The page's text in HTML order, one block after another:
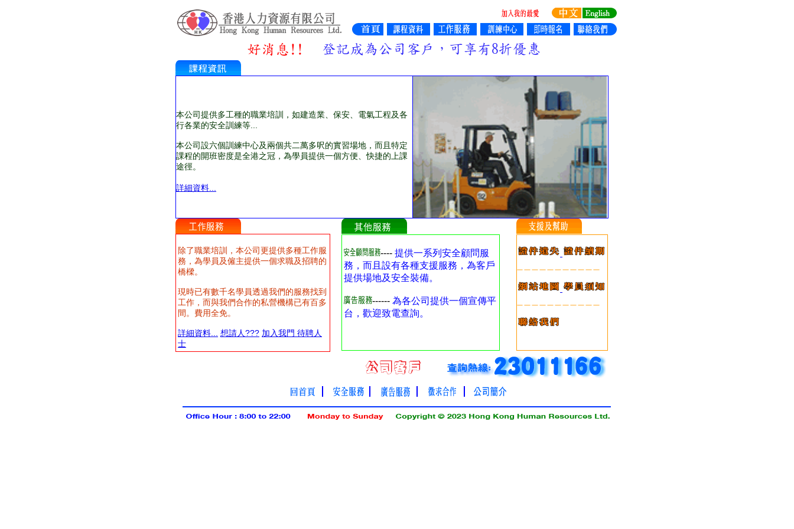
本公司提供多工種的職業培訓，如建造業、保安、電氣工程及各
行各業的安全訓練等...
本公司設六個訓練中心及兩個共二萬多呎的實習場地，而且特定
課程的開班密度是全港之冠，為學員提供一個方便、快捷的上課
途徑。
詳細資料...
除了職業培訓，本公司更提供多種工作服
務，為學員及僱主提供一個求職及招聘的
橋樑。
現時已有數千名學員透過我們的服務找到
工作，而與我們合作的私營機構已有百多
間。費用全免。
詳細資料... 想請人??? 加入我門 待聘人
士
---- 提供一系列安全顧問服
務，而且設有各種支援服務，為客戶
提供場地及安全裝備。
------ 為各公司提供一個宣傳平
台，歡迎致電查詢。